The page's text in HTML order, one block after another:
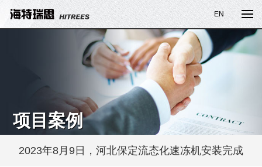
EN
项目案例
2023年8月9日，河北保定流态化速冻机安装完成